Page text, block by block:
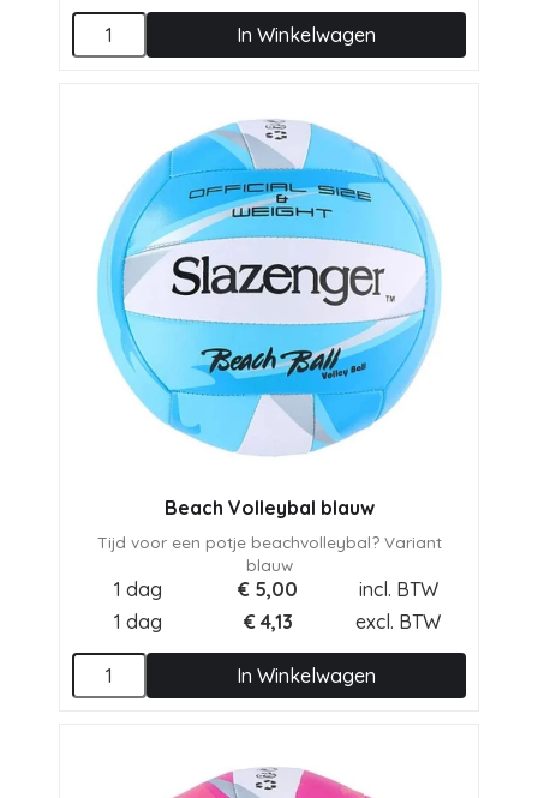
In Winkelwagen
Beach Volleybal blauw
Tijd voor een potje beachvolleybal? Variant
blauw
1 dag € 5,00
incl. BTW
1 dag
€ 4,13 excl. BTW
In Winkelwagen